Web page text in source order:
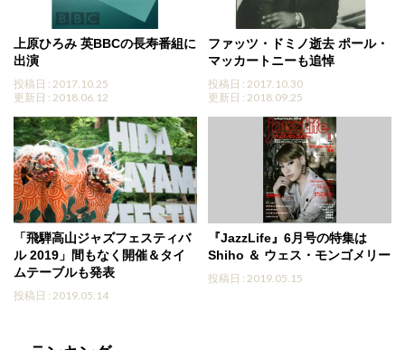
上原ひろみ 英BBCの長寿番組に
出演
投稿日 : 2017.10.25
更新日 : 2018.06.12
ファッツ・ドミノ逝去 ポール・
マッカートニーも追悼
投稿日 : 2017.10.30
更新日 : 2018.09.25
「飛騨高山ジャズフェスティバ
ル 2019」間もなく開催＆タイ
ムテーブルも発表
投稿日 : 2019.05.14
『JazzLife』6月号の特集は
Shiho ＆ ウェス・モンゴメリー
投稿日 : 2019.05.15